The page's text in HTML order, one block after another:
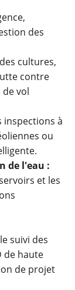
des
cultures,
contre
vol
inspections à
ou
de l'eau :
et les
suivi des
de haute
de projet